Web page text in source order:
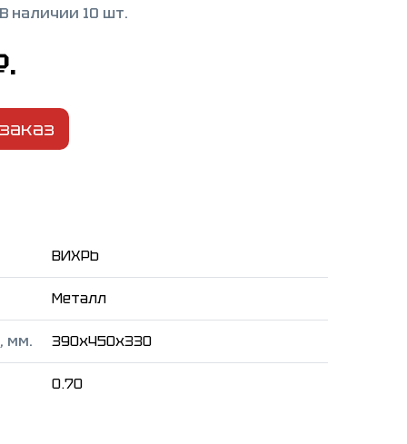
В наличии 10 шт.
ВИХРЬ
Металл
мм. 390x450x330
0.70